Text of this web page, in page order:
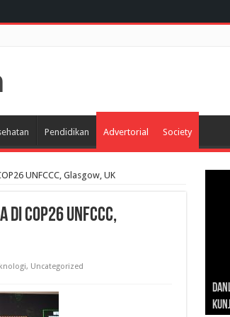
Pendidikan Advertorial Society
UNFCCC, Glasgow, UK
COP26 UNFCCC,
, Uncategorized